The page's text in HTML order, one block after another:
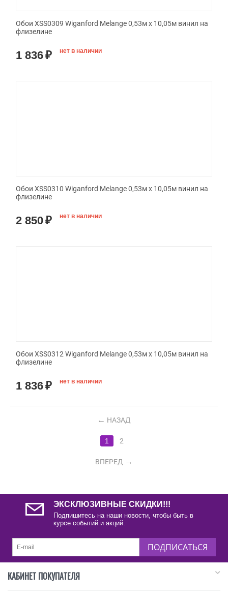
Обои XSS0309 Wiganford Melange 0,53м x 10,05м винил на
флизелине
1 836₽ нет в наличии
Обои XSS0310 Wiganford Melange 0,53м x 10,05м винил на
флизелине
2 850₽ нет в наличии
Обои XSS0312 Wiganford Melange 0,53м x 10,05м винил на
флизелине
1 836₽ нет в наличии
НАЗАД
1 2
ВПЕРЕД
ЭКСКЛЮЗИВНЫЕ СКИДКИ!!!
Подпишитесь на наши новости, чтобы быть в
курсе событий и акций.
ПОДПИСАТЬСЯ
КАБИНЕТ ПОКУПАТЕЛЯ